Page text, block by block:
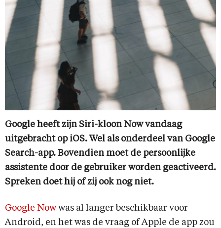
Google heeft zijn Siri-kloon Now vandaag
uitgebracht op iOS. Wel als onderdeel van Google
Search-app. Bovendien moet de persoonlijke
assistente door de gebruiker worden geactiveerd.
Spreken doet hij of zij ook nog niet.
Google Nowwas al langer beschikbaar voor
Android, en het was de vraag of Apple de app zou